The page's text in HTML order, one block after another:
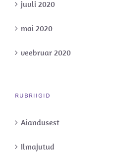
juuli 2020
mai 2020
veebruar 2020
RUBRIIGID
Aiandusest
Ilmajutud